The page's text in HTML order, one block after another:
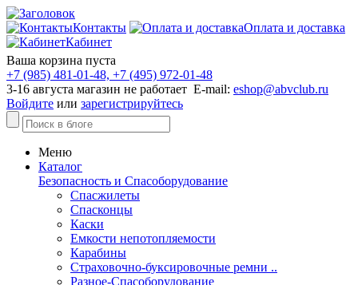
Контакты
Оплата и доставка
Кабинет
Ваша корзина пуста
+7 (985) 481-01-48, +7 (495) 972-01-48
3-16 августа магазин не работает E-mail: eshop@abvclub.ru
Войдите или зарегистрируйтесь
Меню
Каталог
Безопасность и Спасоборудование
Спасжилеты
Спасконцы
Каски
Емкости непотопляемости
Карабины
Страховочно-буксировочные ремни ..
Разное-Спасоборудование